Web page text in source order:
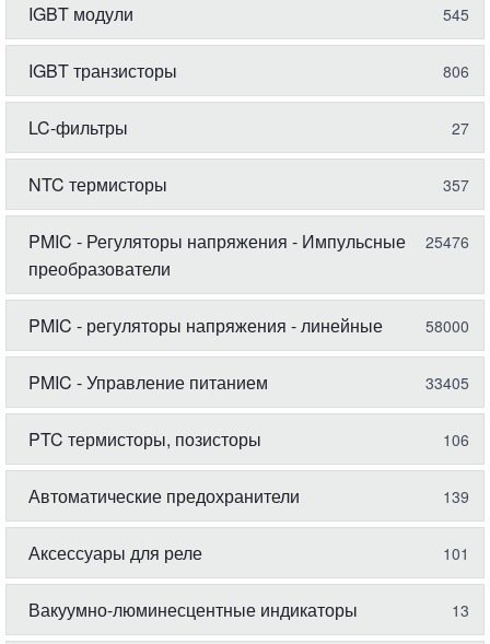
IGBT модули 545
IGBT транзисторы 806
LC-фильтры 27
NTC термисторы 357
PMIC - Регуляторы напряжения - Импульсные
преобразователи
25476
PMIC - регуляторы напряжения - линейные 58000
PMIC - Управление питанием 33405
PTC термисторы, позисторы 106
Автоматические предохранители 139
Аксессуары для реле 101
Вакуумно-люминесцентные индикаторы 13